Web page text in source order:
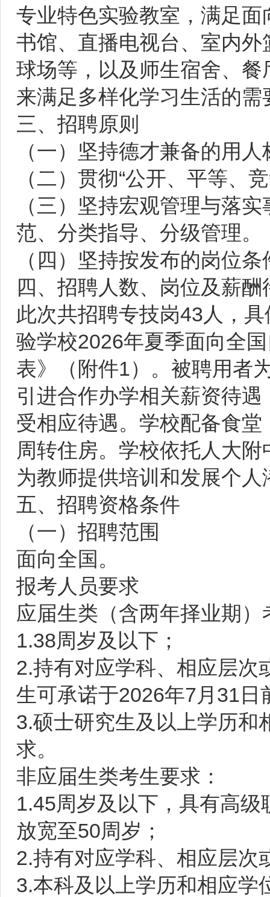
专业特色实验教室，满足
书馆、直播电视台、室内
球场等，以及师生宿舍、
来满足多样化学习生活的需
三、招聘原则
（一）坚持德才兼备的用人
（二）贯彻“公开、平等、
（三）坚持宏观管理与落
范、分类指导、分级管理。
（四）坚持按发布的岗位
四、招聘人数、岗位及薪酬
此次共招聘专技岗43人，
验学校2026年夏季面向全
表》（附件1）。被聘用者
引进合作办学相关薪资待
受相应待遇。学校配备食
周转住房。学校依托人大
为教师提供培训和发展个
五、招聘资格条件
（一）招聘范围
面向全国。
报考人员要求
应届生类（含两年择业期）
1.38周岁及以下；
2.持有对应学科、相应层次
生可承诺于2026年7月31日
3.硕士研究生及以上学历和
求。
非应届生类考生要求：
1.45周岁及以下，具有高
放宽至50周岁；
2.持有对应学科、相应层次
3.本科及以上学历和相应学